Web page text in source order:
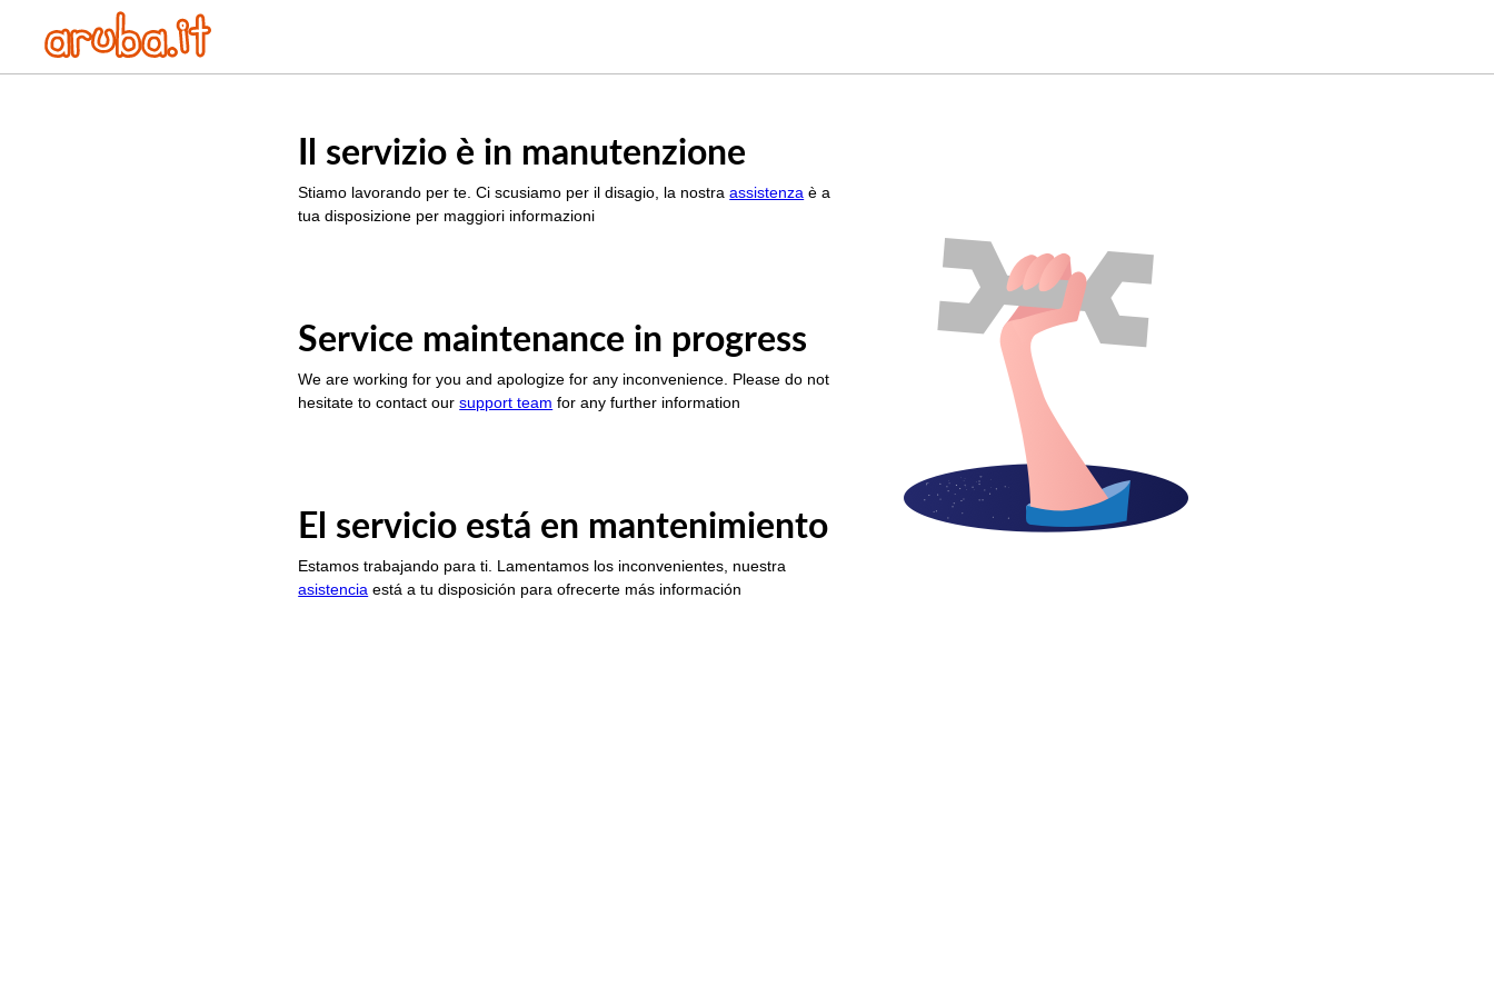
Il servizio è in manutenzione
Stiamo lavorando per te. Ci scusiamo per il disagio, la nostraassistenza è a
tua disposizione per maggiori informazioni
Service maintenance in progress
We are working for you and apologize for any inconvenience. Please do not
hesitate to contact oursupport team for any further information
El servicio está en mantenimiento
Estamos trabajando para ti. Lamentamos los inconvenientes, nuestra
asistencia está a tu disposición para ofrecerte más información